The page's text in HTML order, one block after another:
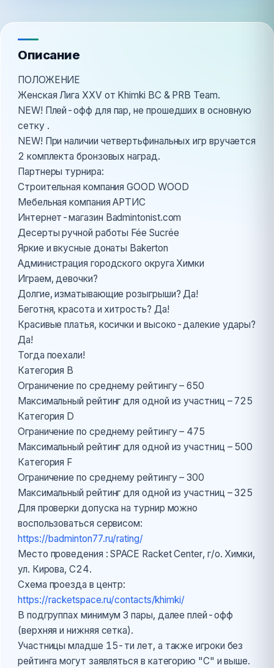
Описание
ПОЛОЖЕНИЕ
Женская Лига XXV от Khimki BC & PRB Team.
NEW! Плей-офф для пар, не прошедших в основную
сетку .
NEW! При наличии четвертьфинальных игр вручается
2 комплекта бронзовых наград.
Партнеры турнира:
Строительная компания GOOD WOOD
Мебельная компания АРТИС
Интернет-магазин Badmintonist.com
Десерты ручной работы Fée Sucrée
Яркие и вкусные донаты Bakerton
Администрация городского округа Химки
Играем, девочки?
Долгие, изматывающие розыгрыши? Да!
Беготня, красота и хитрость? Да!
Красивые платья, косички и высоко-далекие удары?
Да!
Тогда поехали!
Категория B
Ограничение по среднему рейтингу – 650
Максимальный рейтинг для одной из участниц – 725
Категория D
Ограничение по среднему рейтингу – 475
Максимальный рейтинг для одной из участниц – 500
Категория F
Ограничение по среднему рейтингу – 300
Максимальный рейтинг для одной из участниц – 325
Для проверки допуска на турнир можно
воспользоваться сервисом:
https://badminton77.ru/rating/
Место проведения : SPACE Racket Center, г/о. Химки,
ул. Кирова, С24.
Схема проезда в центр:
https://racketspace.ru/contacts/khimki/
В подгруппах минимум 3 пары, далее плей-офф
(верхняя и нижняя сетка).
Участницы младше 15-ти лет, а также игроки без
рейтинга могут заявляться в категорию "С" и выше.